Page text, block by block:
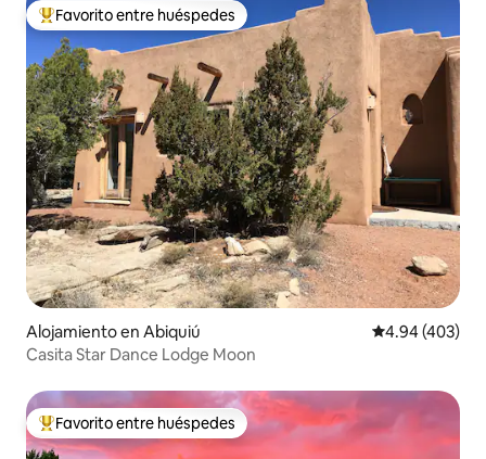
Favorito entre huéspedes preferido
Favorito entre huéspedes
Alojamiento en Abiquiú Calificación
4.94 (403)
Casita Star Dance Lodge Moon
Favorito entre huéspedes preferido
Favorito entre huéspedes